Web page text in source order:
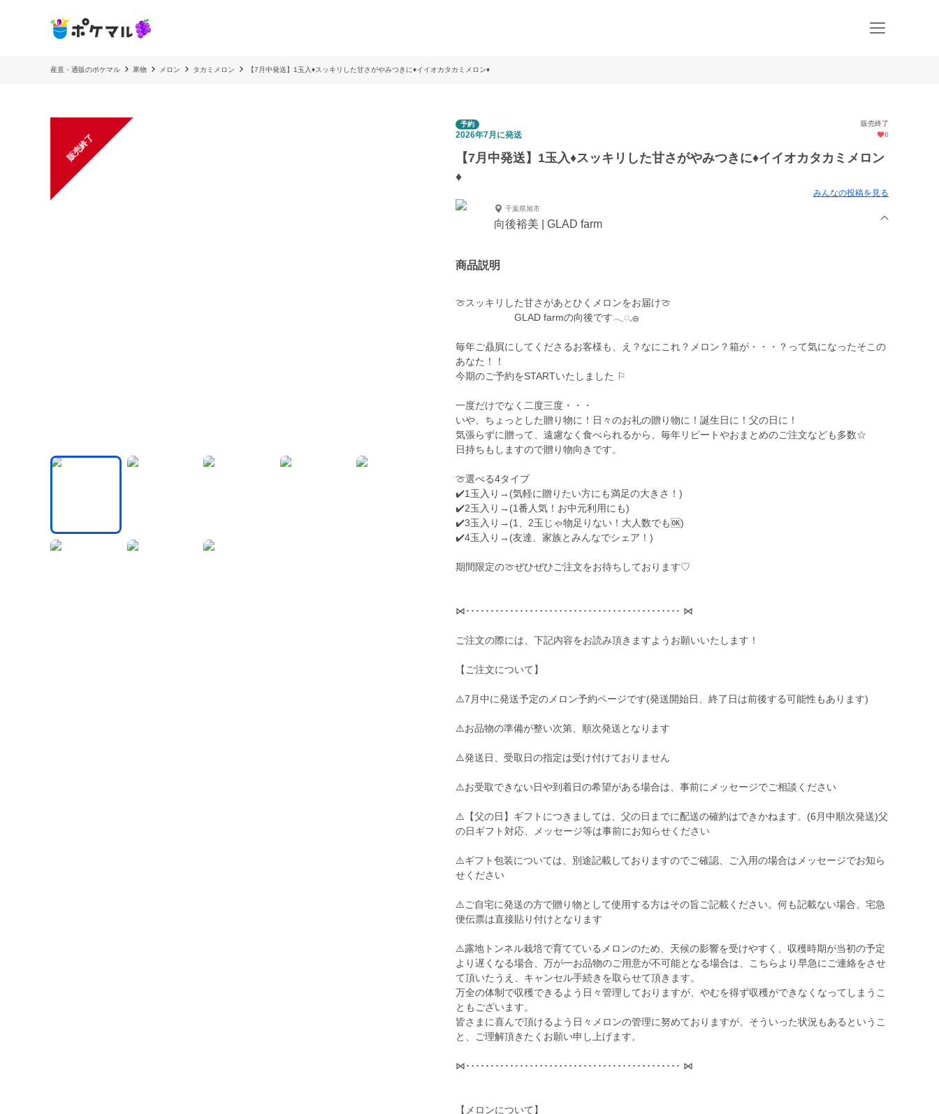
産直・通販のポケマル 果物 メロン タカミメロン 【7月中発送】1玉入♦スッキリした甘さがやみつきに♦︎イイオカタカミメロン♦
販売終了
予約 販売終了
2026年7月に発送 6
【7月中発送】1玉入♦スッキリした甘さがやみつきに♦︎イイオカタカミメロン
♦
みんなの投稿を見る
千葉県旭市
向後裕美 | GLAD farm
商品説明
🍈スッキリした甘さがあとひくメロンをお届け🍈
GLAD farmの向後です𓂃◌𓈒𓐍
毎年ご贔屓にしてくださるお客様も、え？なにこれ？メロン？箱が・・・？って気になったそこの
あなた！！
今期のご予約をSTARTいたしました ⚐
一度だけでなく二度三度・・・
いや、ちょっとした贈り物に！日々のお礼の贈り物に！誕生日に！父の日に！
気張らずに贈って、遠慮なく食べられるから、毎年リピートやおまとめのご注文なども多数☆
日持ちもしますので贈り物向きです。
🍈選べる4タイプ
✔️1玉入り→(気軽に贈りたい方にも満足の大きさ！)
✔️2玉入り→(1番人気！お中元利用にも)
✔️3玉入り→(1、2玉じゃ物足りない！大人数でも🆗)
✔️4玉入り→(友達、家族とみんなでシェア！)
期間限定の🍈ぜひぜひご注文をお待ちしております♡
⋈････････････････････････････････････････････ ⋈
ご注文の際には、下記内容をお読み頂きますようお願いいたします！
【ご注文について】
⚠️7月中に発送予定のメロン予約ページです(発送開始日、終了日は前後する可能性もあります)
⚠️お品物の準備が整い次第、順次発送となります
⚠️発送日、受取日の指定は受け付けておりません
⚠️お受取できない日や到着日の希望がある場合は、事前にメッセージでご相談ください
⚠️【父の日】ギフトにつきましては、父の日までに配送の確約はできかねます。(6月中順次発送)父
の日ギフト対応、メッセージ等は事前にお知らせください
⚠️ギフト包装については、別途記載しておりますのでご確認、ご入用の場合はメッセージでお知ら
せください
⚠️ご自宅に発送の方で贈り物として使用する方はその旨ご記載ください。何も記載ない場合、宅急
便伝票は直接貼り付けとなります
⚠️露地トンネル栽培で育てているメロンのため、天候の影響を受けやすく、収穫時期が当初の予定
より遅くなる場合、万が一お品物のご用意が不可能となる場合は、こちらより早急にご連絡をさせ
て頂いたうえ、キャンセル手続きを取らせて頂きます。
万全の体制で収穫できるよう日々管理しておりますが、やむを得ず収穫ができなくなってしまうこ
ともございます。
皆さまに喜んで頂けるよう日々メロンの管理に努めておりますが、そういった状況もあるというこ
と、ご理解頂きたくお願い申し上げます。
⋈････････････････････････････････････････････ ⋈
【メロンについて】